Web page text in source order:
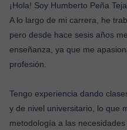
¡Hola! Soy Humberto Peña
A lo largo de mi carrera, he
pero desde hace sesis años
enseñanza, ya que me
profesión.
Tengo experiencia dando
y de nivel universitario, lo que
metodología a las